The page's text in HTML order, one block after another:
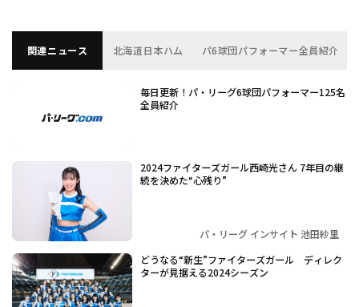
関連ニュース 北海道日本ハム パ6球団パフォーマー全員紹介
毎日更新！パ・リーグ6球団パフォーマー125名
全員紹介
2024ファイターズガール西崎光さん 7年目の継
続を決めた“心残り”
パ・リーグ インサイト 池田紗里
どうなる“新生”ファイターズガール ディレク
ターが見据える2024シーズン​​